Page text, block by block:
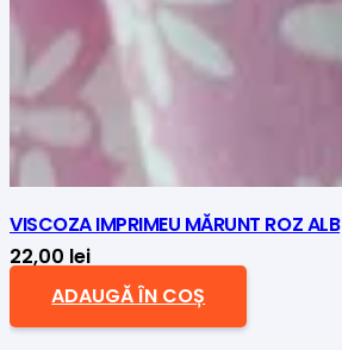
VISCOZA IMPRIMEU MĂRUNT ROZ ALB
22,00 lei
ADAUGĂ ÎN COȘ